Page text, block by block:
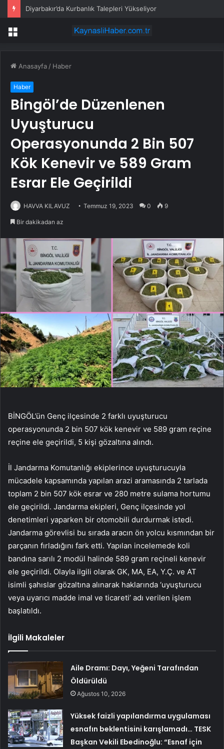
Diyarbakır’da Kurbanlık Talepleri Yükseliyor
Menü
Anasayfa / Haber
Haber
Bingöl’de Düzenlenen
Uyuşturucu
Operasyonunda 2 Bin 507
Kök Kenevir ve 589 Gram
Esrar Ele Geçirildi
HAVVA KILAVUZ Temmuz 19, 2023 0 9
Bir dakikadan az
BİNGÖL’ün Genç ilçesinde 2 farklı uyuşturucu
operasyonunda 2 bin 507 kök kenevir ve 589 gram reçine
reçine ele geçirildi, 5 kişi gözaltına alındı.
İl Jandarma Komutanlığı ekiplerince uyuşturucuyla
mücadele kapsamında yapılan arazi aramasında 2 tarlada
toplam 2 bin 507 kök esrar ve 280 metre sulama hortumu
ele geçirildi. Jandarma ekipleri, Genç ilçesinde yol
denetimleri yaparken bir otomobili durdurmak istedi.
Jandarma görevlisi bu sırada aracın ön yolcu kısmından bir
parçanın fırladığını fark etti. Yapılan incelemede koli
bandına sarılı 2 modül halinde 589 gram reçineli kenevir
ele geçirildi. Olayla ilgili olarak GK, MA, EA, Y.Ç. ve AT
isimli şahıslar gözaltına alınarak haklarında ‘uyuşturucu
veya uyarıcı madde imal ve ticareti’ adı verilen işlem
başlatıldı.
İlgili Makaleler
Aile Dramı: Dayı, Yeğeni Tarafından
Öldürüldü
Ağustos 10, 2026
Yüksek faizli yapılandırma uygulaması
esnafın beklentisini karışlamadı… TESK
Başkan Vekili Ebedinoğlu: “Esnaf için